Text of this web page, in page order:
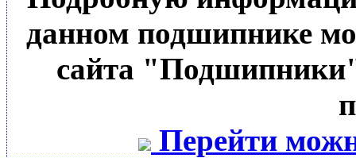
данном подшипнике
сайта
Перейти